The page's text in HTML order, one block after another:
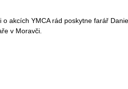
akcích YMCA rád poskytne farář
v Moravči.